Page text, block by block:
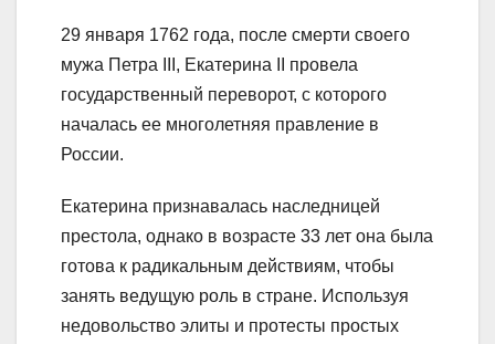
29 января 1762 года, после смерти своего
мужа Петра III, Екатерина II провела
государственный переворот, с которого
началась ее многолетняя правление в
России.
Екатерина признавалась наследницей
престола, однако в возрасте 33 лет она была
готова к радикальным действиям, чтобы
занять ведущую роль в стране. Используя
недовольство элиты и протесты простых